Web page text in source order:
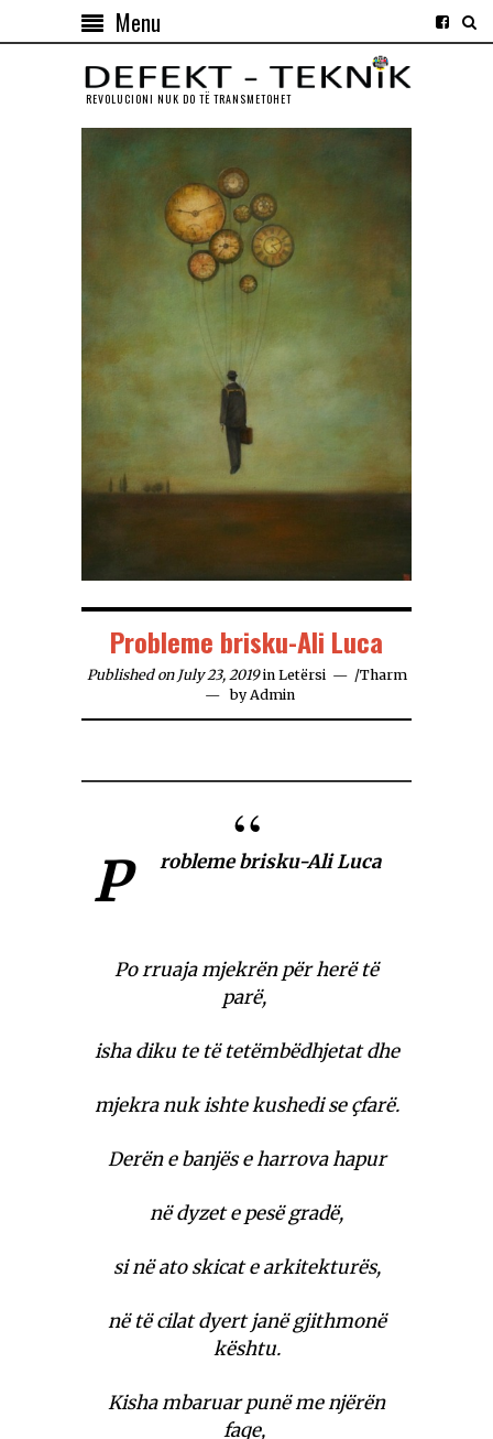
Menu
REVOLUCIONI NUK DO TЁ TRANSMETOHET
Probleme brisku-Ali Luca
Published on July 23, 2019 in Letërsi /Tharm
by Admin
P robleme brisku-Ali Luca
Po rruaja mjekrën për herë të
parë,
isha diku te të tetëmbëdhjetat dhe
mjekra nuk ishte kushedi se çfarë.
Derën e banjës e harrova hapur
në dyzet e pesë gradë,
si në ato skicat e arkitekturës,
në të cilat dyert janë gjithmonë
kështu.
Kisha mbaruar punë me njërën
faqe,